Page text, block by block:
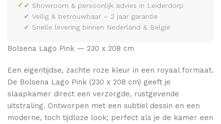
✓✔ Showroom & persoonlijk advies in Leiderdorp
✔ Veilig & betrouwbaar – 2 jaar garantie
✔ Snelle levering binnen Nederland & België
Bolsena Lago Pink — 230 x 208 cm
Een eigentijdse, zachte roze kleur in een royaal formaat.
De Bolsena Lago Pink (230 x 208 cm) geeft je
slaapkamer direct een verzorgde, rustgevende
uitstraling. Ontworpen met een subtiel dessin en een
moderne, toch tijdloze look; perfect als je de kamer een